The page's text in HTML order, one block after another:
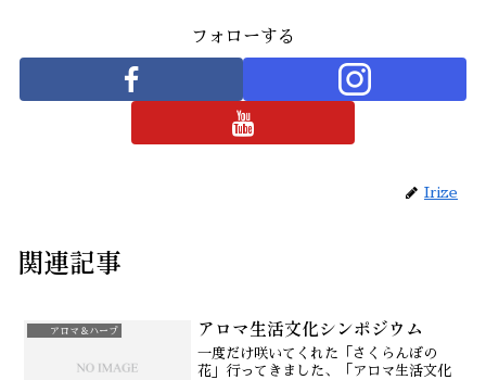
フォローする
Irize
関連記事
アロマ＆ハーブ アロマ生活文化シンポジウム
一度だけ咲いてくれた「さくらんぼの
花」行ってきました、「アロマ生活文化